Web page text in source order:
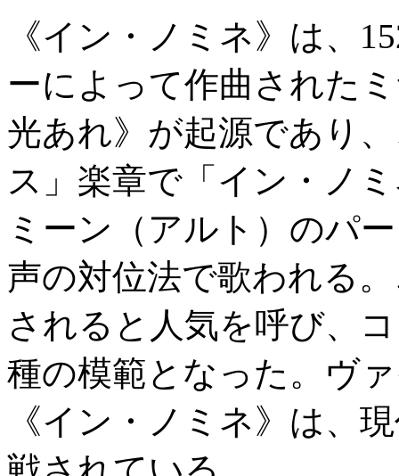
《イン・ノミネ》は、
ーによって作曲された
光あれ》が起源であり
ス」楽章で「イン・ノ
ミーン（アルト）のパ
声の対位法で歌われる
されると人気を呼び、
種の模範となった。ヴ
《イン・ノミネ》は、